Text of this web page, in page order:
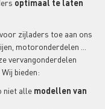
optimaal te laten
zijladers toe aan ons
motoronderdelen ...
vervangonderdelen
bieden:
niet alle modellen van